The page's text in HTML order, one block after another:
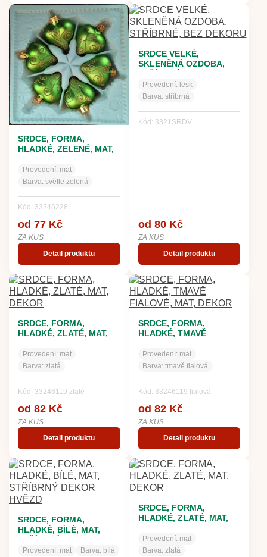
SRDCE, FORMA,
HLADKÉ, ZELENÉ, MAT,
Provedení: mat
Barva: světle zelená
Kód: 33246228
od 77 Kč
ZA KUS
Detail produktu
SRDCE VELKÉ,
SKLENĚNÁ OZDOBA,
Provedení: lesk
Barva: stříbrná
Kód: 3321SRDV
od 80 Kč
ZA KUS
Detail produktu
SRDCE, FORMA,
HLADKÉ, ZLATÉ, MAT,
Provedení: mat
Barva: zlatá
Kód: 33246119 zlaté
od 82 Kč
ZA KUS
Detail produktu
SRDCE, FORMA,
HLADKÉ, TMAVĚ
Provedení: mat
Barva: tmavě fialová
Kód: 33246119 fialová
od 82 Kč
ZA KUS
Detail produktu
SRDCE, FORMA,
HLADKÉ, BÍLÉ, MAT,
HVĚZD
Provedení: mat Barva: bílá
SRDCE, FORMA,
HLADKÉ, ZLATÉ, MAT,
Provedení: mat
Barva: zlatá